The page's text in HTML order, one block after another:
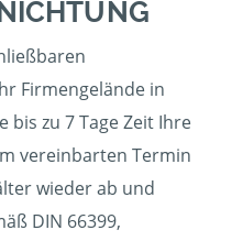
Firmengelände in
bis zu 7 Tage Zeit Ihre
vereinbarten Termin
wieder ab und
DIN 66399,